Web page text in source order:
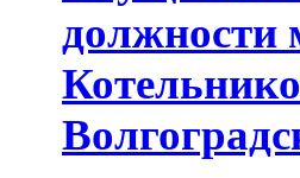
должности